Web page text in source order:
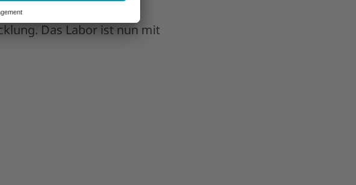
unter anderem für
Das Labor ist nun mit